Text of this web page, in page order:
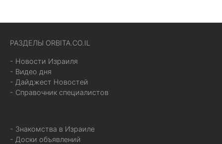
РАЗДЕЛЫ ORBITA.CO.IL
- Новости Израиля
- Видео дня
- Дайджест Новостей
- Справочник специалистов
- Знакомства в Израиле
- Доски объявлений